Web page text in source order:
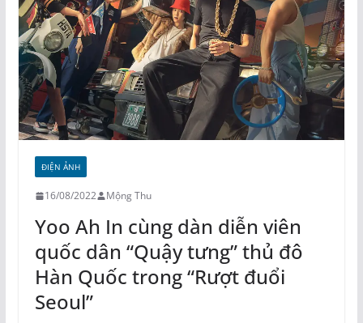
ĐIỆN ẢNH
16/08/2022 Mộng Thu
Yoo Ah In cùng dàn diễn viên
quốc dân “Quậy tưng” thủ đô
Hàn Quốc trong “Rượt đuổi
Seoul”